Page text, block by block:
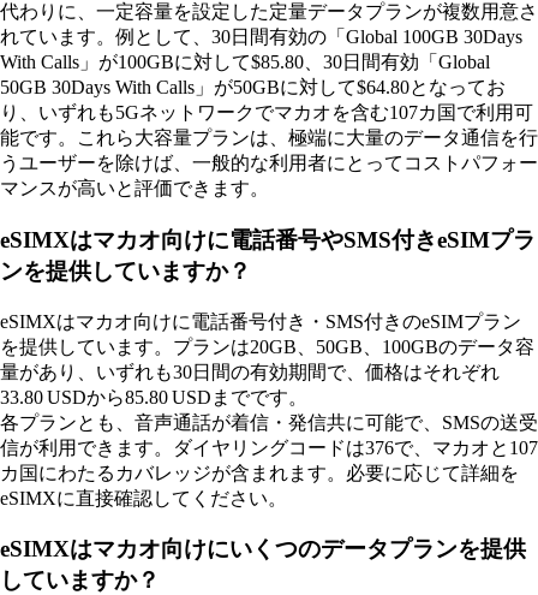
代わりに、一定容量を設定した定量データプランが複数用意さ
れています。例として、30日間有効の「Global 100GB 30Days
With Calls」が100GBに対して$85.80、30日間有効「Global
50GB 30Days With Calls」が50GBに対して$64.80となってお
り、いずれも5Gネットワークでマカオを含む107カ国で利用可
能です。これら大容量プランは、極端に大量のデータ通信を行
うユーザーを除けば、一般的な利用者にとってコストパフォー
マンスが高いと評価できます。
eSIMXはマカオ向けに電話番号やSMS付きeSIMプラ
ンを提供していますか？
eSIMXはマカオ向けに電話番号付き・SMS付きのeSIMプラン
を提供しています。プランは20GB、50GB、100GBのデータ容
量があり、いずれも30日間の有効期間で、価格はそれぞれ
33.80 USDから85.80 USDまでです。
各プランとも、音声通話が着信・発信共に可能で、SMSの送受
信が利用できます。ダイヤリングコードは376で、マカオと107
カ国にわたるカバレッジが含まれます。必要に応じて詳細を
eSIMXに直接確認してください。
eSIMXはマカオ向けにいくつのデータプランを提供
していますか？